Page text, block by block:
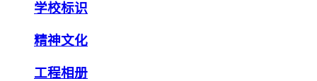
学校标识
精神文化
工程相册